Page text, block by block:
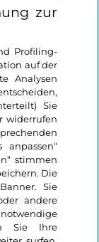
zur
Profiling-
auf der
Analysen
Sie
widerrufen
stimmen
Die
Sie
andere
Sie Ihre